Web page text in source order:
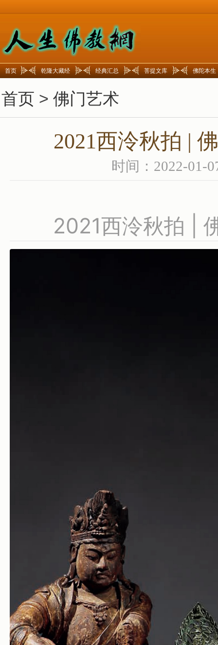
首页 乾隆大藏经 经典汇总 菩提文库 佛陀本生
首页 > 佛门艺术
2021西泠秋拍 |
时间：2022-01-
2021西泠秋拍 |